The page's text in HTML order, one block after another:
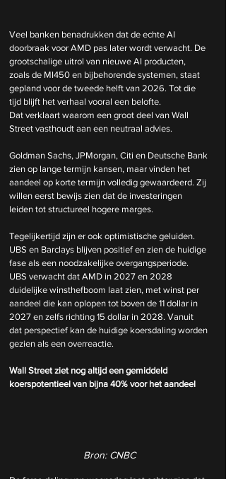
Veel banken benadrukken dat de echte AI
doorbraak voor AMD pas later wordt verwacht. De
grootschalige uitrol van nieuwe AI producten,
zoals de MI450 en bijbehorende systemen, staat
gepland voor de tweede helft van 2026. Tot die
tijd blijft het verhaal vooral een belofte.
Dat verklaart waarom een groot deel van Wall
Street vasthoudt aan een neutraal advies.
Goldman Sachs, JPMorgan, Citi en Deutsche Bank
zien op lange termijn kansen, maar vinden het
aandeel op korte termijn volledig gewaardeerd. Zij
willen eerst bewijs zien dat de investeringen
leiden tot structureel hogere marges.
Tegelijkertijd zijn er ook optimistische geluiden.
UBS en Barclays blijven positief en zien de huidige
fase als een noodzakelijke overgangsperiode.
UBS verwacht dat AMD in 2027 en 2028
duidelijke winsthefboom laat zien, met winst per
aandeel die kan oplopen tot boven de 11 dollar in
2027 en zelfs richting 15 dollar in 2028. Vanuit
dat perspectief kan de huidige koersdaling worden
gezien als een overreactie.
Wall Street ziet nog altijd een gemiddeld
koerspotentieel van bijna 40% voor het aandeel
Bron: CNBC